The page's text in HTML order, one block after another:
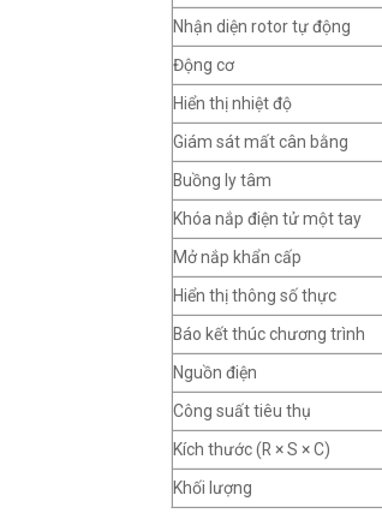
Nhận diện rotor tự động
Động cơ
Hiển thị nhiệt độ
Giám sát mất cân bằng
Buồng ly tâm
Khóa nắp điện tử một tay
Mở nắp khẩn cấp
Hiển thị thông số thực
Báo kết thúc chương trình
Nguồn điện
Công suất tiêu thụ
Kích thước (R × S × C)
Khối lượng